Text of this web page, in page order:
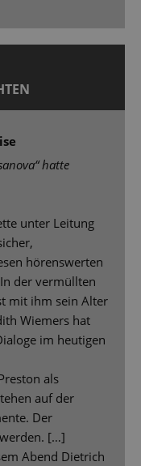
hatte
unter Leitung
hörenswerten
der vermüllten
mit ihm sein Alter
Wiemers hat
im heutigen
als
auf der
Der
[…]
Abend Dietrich